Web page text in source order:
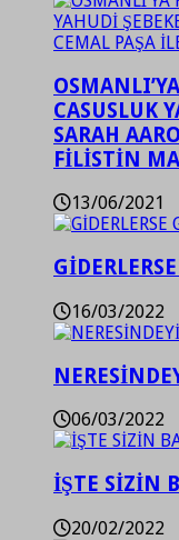
CASUSLUK
SARAH
FİLİSTİN
13/06/2021
16/03/2022
06/03/2022
İŞTE SİZİN
20/02/2022